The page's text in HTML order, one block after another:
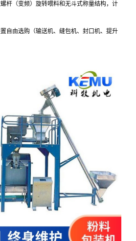
杆（变频）旋转喂料和无斗式称量结构，计
自由选购（输送机、缝包机、封口机、提升